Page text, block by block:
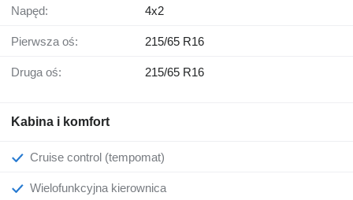
Napęd: 4x2
Pierwsza oś: 215/65 R16
Druga oś: 215/65 R16
Kabina i komfort
Cruise control (tempomat)
Wielofunkcyjna kierownica